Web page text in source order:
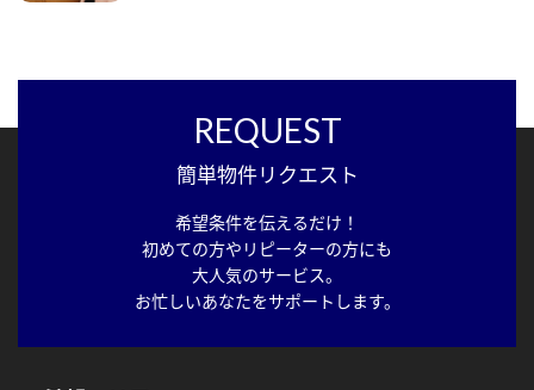
REQUEST
簡単物件リクエスト
希望条件を伝えるだけ！
初めての方やリピーターの方にも
大人気のサービス。
お忙しいあなたをサポートします。